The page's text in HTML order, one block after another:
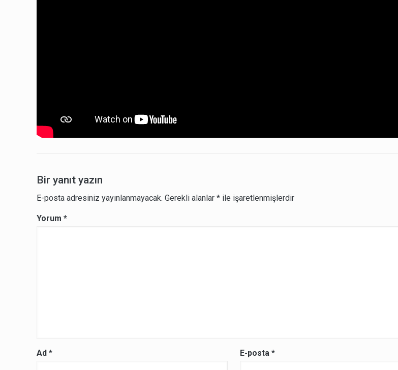
Bir yanıt yazın
E-posta adresiniz yayınlanmayacak. Gerekli alanlar * ile işaretlenmişlerdir
Yorum *
Ad * E-posta *